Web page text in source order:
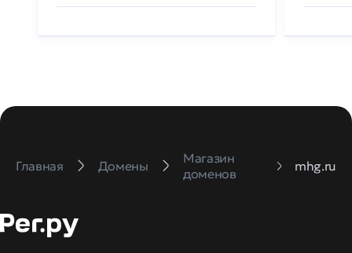
Главная Домены
Магазин
доменов
mhg.ru